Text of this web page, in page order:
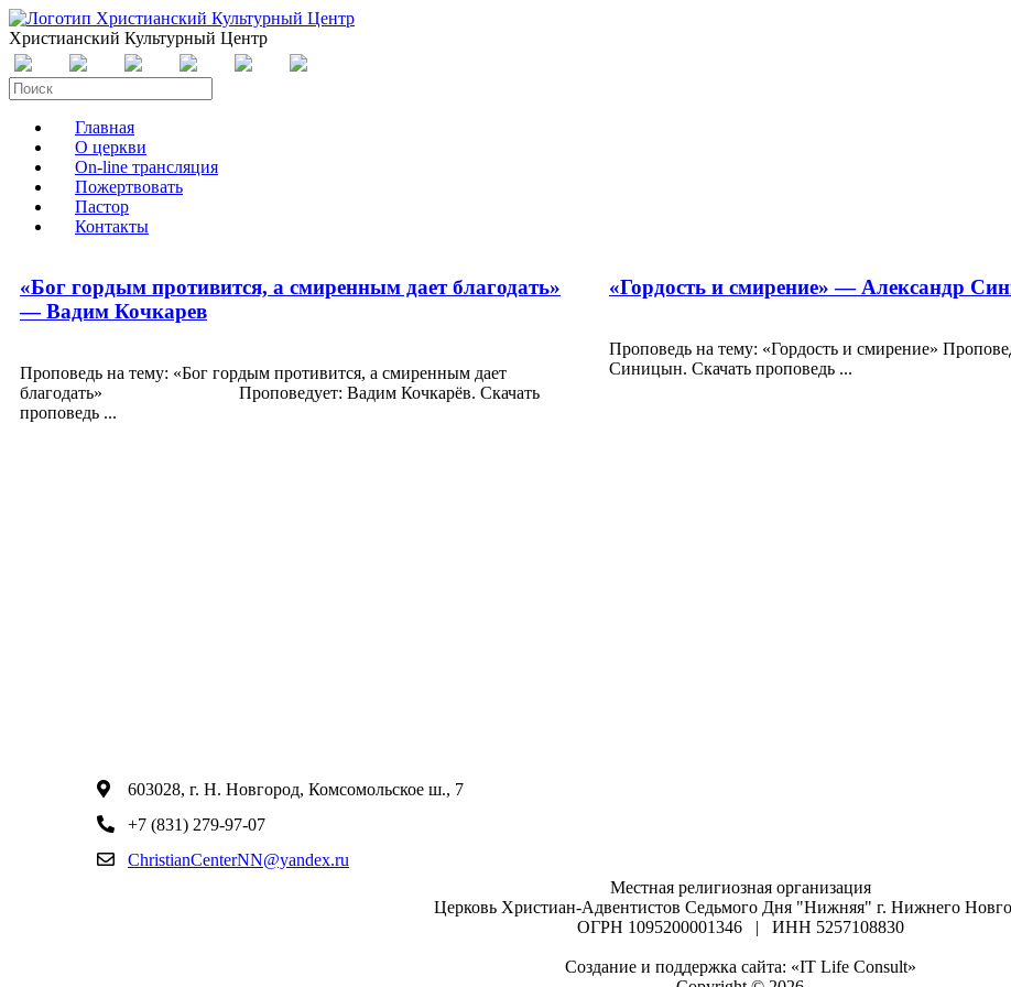
Христианский Культурный Центр
Главная
О церкви
On-line трансляция
Пожертвовать
Пастор
Контакты
«Бог гордым противится, а смиренным дает благодать»
— Вадим Кочкарев
Проповедь на тему: «Бог гордым противится, а смиренным дает
благодать» Проповедует: Вадим Кочкарёв. Скачать
проповедь ...
«Гордость и смирение» — Александр
Проповедь на тему: «Гордость и смирение»
Синицын. Скачать проповедь ...
603028, г. Н. Новгород, Комсомольское ш., 7
+7 (831) 279-97-07
ChristianCenterNN@yandex.ru
Местная религиозная организация
Церковь Христиан-Адвентистов Седьмого Дня "Нижняя" г. Нижнего
ОГРН 1095200001346 | ИНН 5257108830
Создание и поддержка сайта: «IT Life Consult»